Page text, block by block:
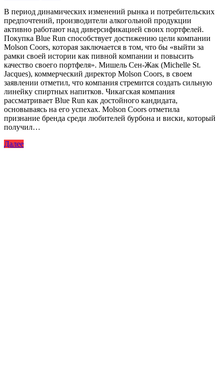
В период динамических изменений рынка и потребительских
предпочтений, производители алкогольной продукции
активно работают над диверсификацией своих портфелей.
Покупка Blue Run способствует достижению цели компании
Molson Coors, которая заключается в том, что бы «выйти за
рамки своей истории как пивной компании и повысить
качество своего портфеля». Мишель Сен-Жак (Michelle St.
Jacques), коммерческий директор Molson Coors, в своем
заявлении отметил, что компания стремится создать сильную
линейку спиртных напитков. Чикагская компания
рассматривает Blue Run как достойного кандидата,
основываясь на его успехах. Molson Coors отметила
признание бренда среди любителей бурбона и виски, который
получил…
Далее